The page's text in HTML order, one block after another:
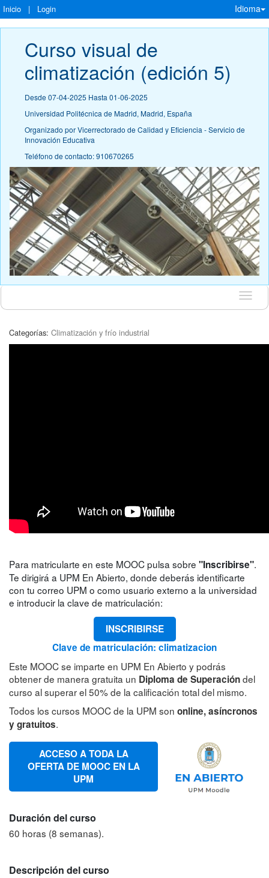
Inicio | Login Idioma
Curso visual de
climatización (edición 5)
Desde 07-04-2025 Hasta 01-06-2025
Universidad Politécnica de Madrid, Madrid, España
Organizado por Vicerrectorado de Calidad y Eficiencia - Servicio de
Innovación Educativa
Teléfono de contacto: 910670265
Idioma
Categorías: Climatización y frío industrial
Para matricularte en este MOOC pulsa sobre "Inscribirse".
Te dirigirá a UPM En Abierto, donde deberás identificarte
con tu correo UPM o como usuario externo a la universidad
e introducir la clave de matriculación:
INSCRIBIRSE
Clave de matriculación: climatizacion
Este MOOC se imparte en UPM En Abierto y podrás
obtener de manera gratuita un Diploma de Superacióndel
curso al superar el 50% de la calificación total del mismo.
Todos los cursos MOOC de la UPM son online, asíncronos
y gratuitos.
ACCESO A TODA LA
OFERTA DE MOOC EN LA
UPM
Duración del curso
60 horas (8 semanas).
Descripción del curso